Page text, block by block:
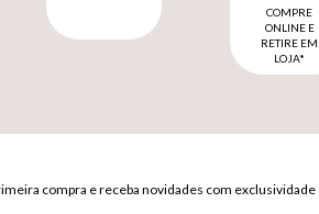
COMPRE
ONLINE E
RETIRE EM
LOJA*
compra e receba novidades com exclusividade